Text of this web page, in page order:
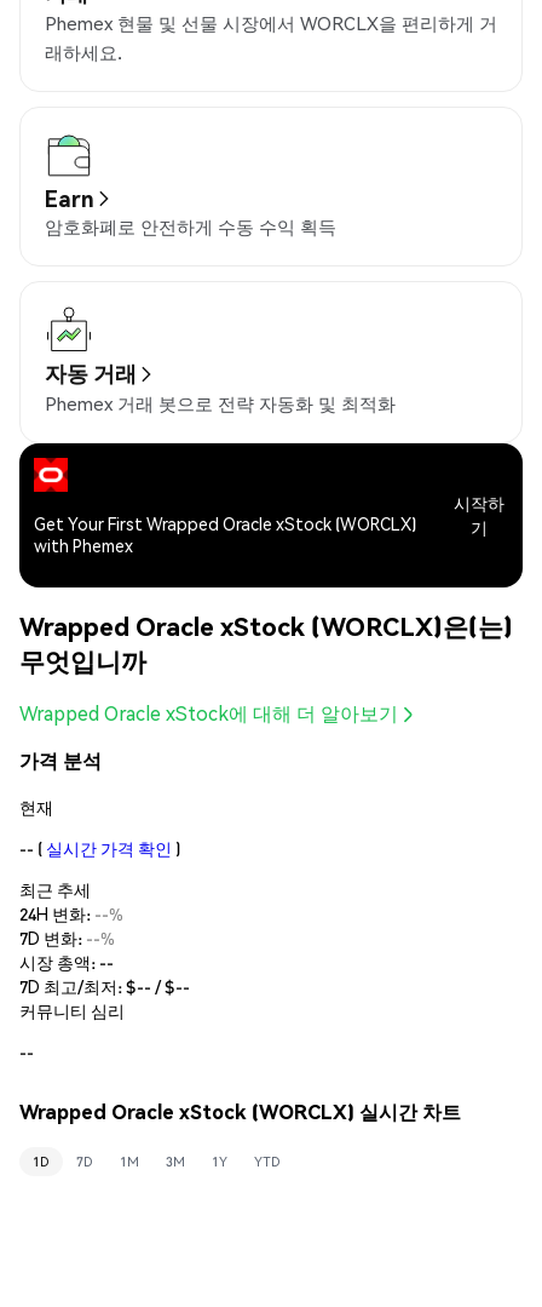
Phemex 현물 및 선물 시장에서 WORCLX을 편리하게 거
래하세요.
Earn
암호화폐로 안전하게 수동 수익 획득
자동 거래
Phemex 거래 봇으로 전략 자동화 및 최적화
Get Your First Wrapped Oracle xStock (WORCLX)
with Phemex
시작하
기
Wrapped Oracle xStock (WORCLX)은(는)
무엇입니까
Wrapped Oracle xStock에 대해 더 알아보기
가격 분석
현재
-- ( 실시간 가격 확인 )
최근 추세
24H 변화: --%
7D 변화: --%
시장 총액: --
7D 최고/최저: $-- / $--
커뮤니티 심리
--
Wrapped Oracle xStock (WORCLX) 실시간 차트
1D 7D 1M 3M 1Y YTD